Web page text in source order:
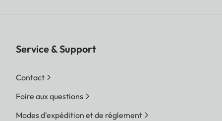
Service & Support
Contact
Foire aux questions
Modes d'expédition et de réglement